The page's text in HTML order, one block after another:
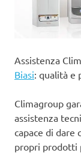
Assistenza
Biasi: qualità e
Climagroup
assistenza
capace di dare
propri prodotti